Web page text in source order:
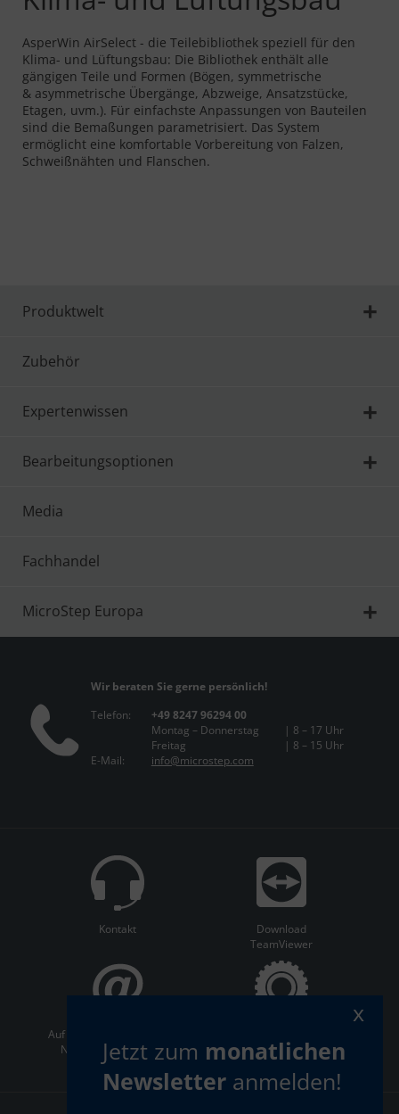
AsperWin AirSelect - die Teilebibliothek speziell für den
Klima- und Lüftungsbau: Die Bibliothek enthält alle
gängigen Teile und Formen (Bögen, symmetrische
& asymmetrische Übergänge, Abzweige, Ansatzstücke,
Etagen, uvm.). Für einfachste Anpassungen von Bauteilen
sind die Bemaßungen parametrisiert. Das System
ermöglicht eine komfortable Vorbereitung von Falzen,
Schweißnähten und Flanschen.
Produktwelt
Zubehör
Expertenwissen
Bearbeitungsoptionen
Media
Fachhandel
MicroStep Europa
Wir beraten Sie gerne persönlich!
Telefon:
+49 8247 96294 00
Montag – Donnerstag
| 8 – 17 Uhr
Freitag
| 8 – 15 Uhr
E-Mail:
info@microstep.com
Kontakt
Download
TeamViewer
Auf dem Laufenden bleiben:
Newsletter abonnieren
Jetzt zum monatlichen
Newsletter anmelden!
x